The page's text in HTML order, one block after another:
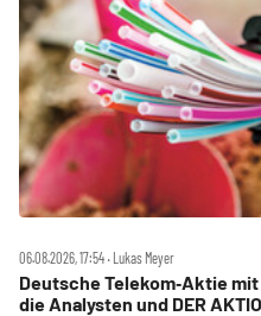
06.08.2026, 17:54 ‧ Lukas Meyer
Deutsche Telekom‑Aktie
die Analysten und DER